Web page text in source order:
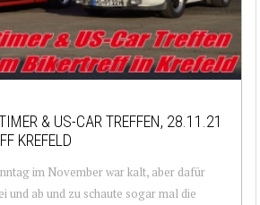
& US-CAR TREFFEN, 28.11.21
KREFELD
im November war kalt, aber dafür
und ab und zu schaute sogar mal die